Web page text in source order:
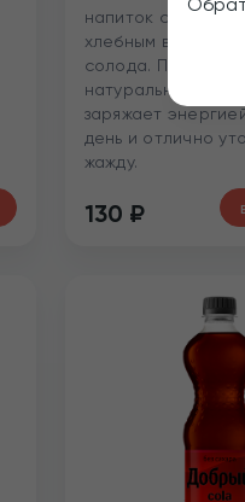
напиток с
хлебным вкусом и
солода. Продукт
натурального
заряжает
день и отлично
жажду.
130 ₽